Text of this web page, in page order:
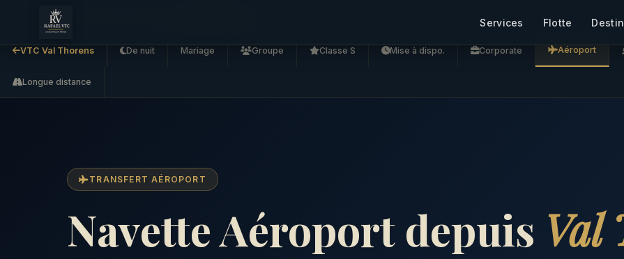
Services Flotte
VTC Val Thorens De nuit Mariage Groupe Classe S Mise à dispo. Corporate Aéroport
Longue distance
TRANSFERT AÉROPORT
Navette Aéroport depuis Val